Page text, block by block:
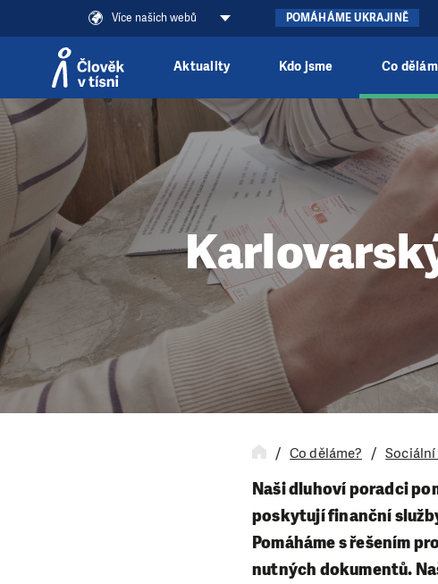
Přeskočit na obsah
Více našich webů POMÁHÁME UKRAJINĚ
Aktuality Kdo jsme Co
Co děláme? Sociální
Naši dluhoví poradci
poskytují finanční
Pomáháme s řešením
nutných dokumentů.